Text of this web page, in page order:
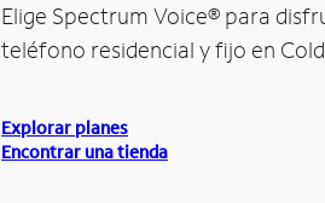
Elige Spectrum Voice® para
teléfono residencial y fijo en
Explorar planes
Encontrar una tienda